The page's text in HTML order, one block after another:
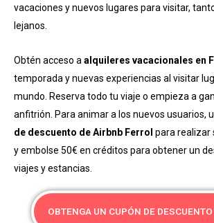
vacaciones y nuevos lugares para visitar,
lejanos.
Obtén acceso a alquileres vacacionales en
temporada y nuevas experiencias al visitar
mundo. Reserva todo tu viaje o empieza a
anfitrión. Para animar a los nuevos usuarios,
de descuento de Airbnb Ferrol para realizar
y embolse 50€ en créditos para obtener un
viajes y estancias.
OBTENGA UN CUPÓN DE